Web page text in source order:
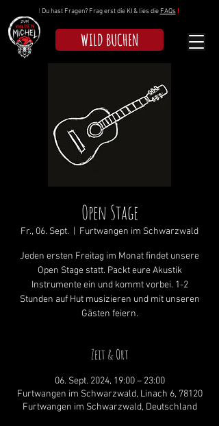
! Du hast Fragen? Frag erst die KI & lies die FAQs !
WILD BUCHEN
Open Stage
Fr., 06. Sept. Furtwangen im Schwarzwald
Jeden ersten Freitag im Monat findet unsere
Open Stage statt. Packt eure Akustik
Instrumente ein und kommt vorbei. 1-2
Stunden auf Hut musizieren und mit unseren
Gästen feiern.
Zeit & Ort
06. Sept. 2024, 19:00 – 23:00
Furtwangen im Schwarzwald, Linach 6, 78120
Furtwangen im Schwarzwald, Deutschland